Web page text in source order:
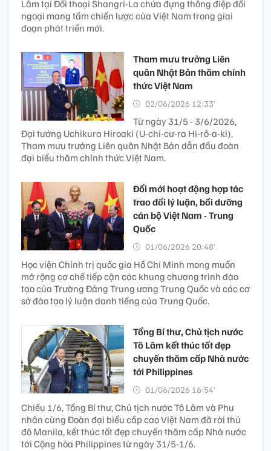
Lâm tại Đối thoại Shangri-La chứa đựng thông điệp đối
ngoại mang tầm chiến lược của Việt Nam trong giai
đoạn phát triển mới.
Tham mưu trưởng Liên
quân Nhật Bản thăm chính
thức Việt Nam
02/06/2026 12:33’
Từ ngày 31/5 - 3/6/2026,
Đại tướng Uchikura Hiroaki (U-chi-cư-ra Hi-rô-a-ki),
Tham mưu trưởng Liên quân Nhật Bản dẫn đầu đoàn
đại biểu thăm chính thức Việt Nam.
Đổi mới hoạt động hợp tác
trao đổi lý luận, bồi dưỡng
cán bộ Việt Nam - Trung
Quốc
01/06/2026 20:48’
Học viện Chính trị quốc gia Hồ Chí Minh mong muốn
mở rộng cơ chế tiếp cận các khung chương trình đào
tạo của Trường Đảng Trung ương Trung Quốc và các cơ
sở đào tạo lý luận danh tiếng của Trung Quốc.
Tổng Bí thư, Chủ tịch nước
Tô Lâm kết thúc tốt đẹp
chuyến thăm cấp Nhà nước
tới Philippines
01/06/2026 16:54’
Chiều 1/6, Tổng Bí thư, Chủ tịch nước Tô Lâm và Phu
nhân cùng Đoàn đại biểu cấp cao Việt Nam đã rời thủ
đô Manila, kết thúc tốt đẹp chuyến thăm cấp Nhà nước
tới Cộng hòa Philippines từ ngày 31/5-1/6.